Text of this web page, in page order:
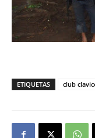
ETIQUETAS club